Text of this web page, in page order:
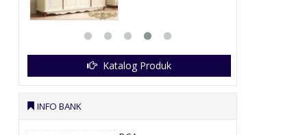
Katalog Produk
INFO BANK